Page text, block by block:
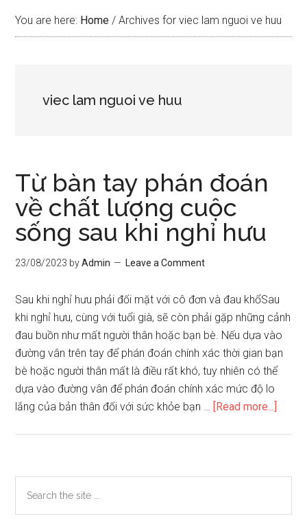
You are here: Home / Archives for viec lam nguoi ve huu
viec lam nguoi ve huu
Từ bàn tay phán đoán
về chất lượng cuộc
sống sau khi nghỉ hưu
23/08/2023 byAdmin Leave a Comment
Sau khi nghỉ hưu phải đối mặt với cô đơn và đau khổSau
khi nghỉ hưu, cùng với tuổi già, sẽ còn phải gặp những cảnh
đau buồn như mất người thân hoặc bạn bè. Nếu dựa vào
đường vân trên tay để phán đoán chính xác thời gian bạn
bè hoặc người thân mất là điều rất khó, tuy nhiên có thể
dựa vào đường vân để phán đoán chính xác mức độ lo
lắng của bản thân đối với sức khỏe bạn … [Read more...]
phán
về
Primary
Sidebar
the